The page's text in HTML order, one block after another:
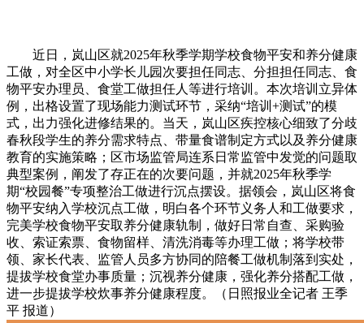
近日，岚山区就2025年秋季学期学校食物平安和养分健康
工做，对全区中小学长儿园次要担任同志、分担担任同志、食
物平安办理员、食堂工做担任人等进行培训。本次培训立异体
例，出格设置了现场能力测试环节，采纳“培训+测试”的模
式，出力强化进修结果的。当天，岚山区疾控核心细致了分歧
春秋段学生的养分需求特点、带量食谱制定方式以及养分健康
教育的实施策略；区市场监管局连系日常监管中发觉的问题取
典型案例，阐发了存正在的次要问题，并就2025年秋季学
期“校园餐”专项整治工做进行沉点摆设。据领会，岚山区将食
物平安纳入学校沉点工做，明白各个环节义务人和工做要求，
完美学校食物平安取养分健康轨制，做好日常自查、采购验
收、索证索票、食物留样、清洗消毒等办理工做；将学校带
领、家长代表、监管人员多方协同的陪餐工做机制落到实处，
提拔学校食堂办事质量；沉视养分健康，强化养分搭配工做，
进一步提拔学校炊事养分健康程度。（日照报业全记者 王季
平 报道）